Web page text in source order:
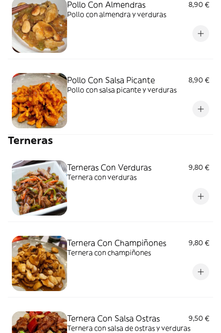
Pollo Con Almendras
8,90 €
Pollo con almendra y verduras
Pollo Con Salsa Picante
8,90 €
Pollo con salsa picante y verduras
Terneras
Terneras Con Verduras
9,80 €
Ternera con verduras
Ternera Con Champiñones
9,80 €
Ternera con champiñones
Ternera Con Salsa Ostras
9,50 €
Ternera con salsa de ostras y verduras